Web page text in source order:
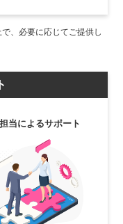
、必要に応じてご提供し
当によるサポート